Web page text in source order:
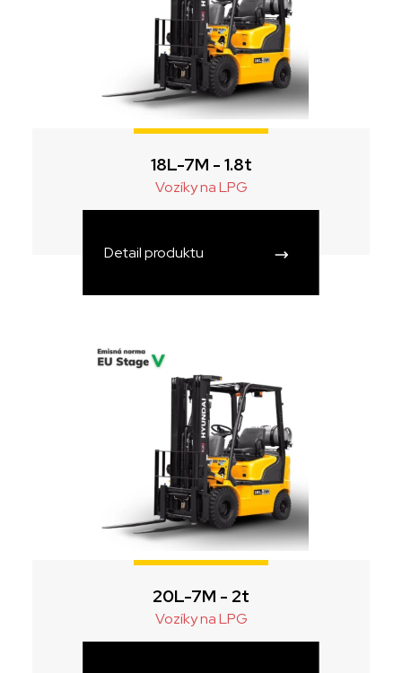
18L-7M - 1.8t
Vozíky na LPG
Detail produktu
20L-7M - 2t
Vozíky na LPG